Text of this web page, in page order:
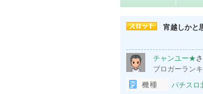
宵越しかと
チャンユー★
ブロガーランキ
パチスロ